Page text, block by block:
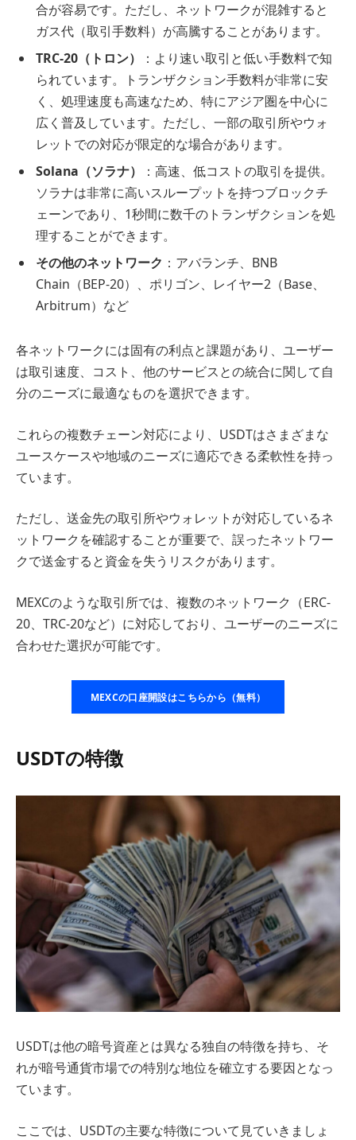
合が容易です。ただし、ネットワークが混雑すると
ガス代（取引手数料）が高騰することがあります。
TRC-20（トロン）
：より速い取引と低い手数料で知
られています。トランザクション手数料が非常に安
く、処理速度も高速なため、特にアジア圏を中心に
広く普及しています。ただし、一部の取引所やウォ
レットでの対応が限定的な場合があります。
Solana（ソラナ）
：高速、低コストの取引を提供。
ソラナは非常に高いスループットを持つブロックチ
ェーンであり、1秒間に数千のトランザクションを処
理することができます。
その他のネットワーク ：アバランチ、BNB
Chain（BEP-20）、ポリゴン、レイヤー2（Base、
Arbitrum）など
各ネットワークには固有の利点と課題があり、ユーザー
は取引速度、コスト、他のサービスとの統合に関して自
分のニーズに最適なものを選択できます。
これらの複数チェーン対応により、USDTはさまざまな
ユースケースや地域のニーズに適応できる柔軟性を持っ
ています。
ただし、送金先の取引所やウォレットが対応しているネ
ットワークを確認することが重要で、誤ったネットワー
クで送金すると資金を失うリスクがあります。
MEXCのような取引所では、複数のネットワーク（ERC-
20、TRC-20など）に対応しており、ユーザーのニーズに
合わせた選択が可能です。
MEXCの口座開設はこちらから（無料）
USDTの特徴
USDTは他の暗号資産とは異なる独自の特徴を持ち、そ
れが暗号通貨市場での特別な地位を確立する要因となっ
ています。
ここでは、USDTの主要な特徴について見ていきましょ